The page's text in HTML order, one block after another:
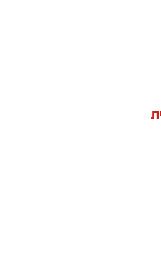
מתפרסמת הודעה נוספת
על משפחה שנכנסת
שעוזבים את הבית כדי
שאלה פשוטה.
באותה אחריות
אני גם לא מאמינה
שלם על פי מעשיהם או
יש חרדים
ויש גם מי
משום שמדובר בסוגיה
לדבר עליה.